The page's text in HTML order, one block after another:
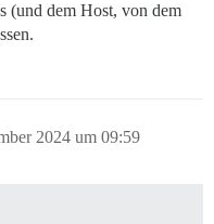
(und dem Host, von dem
2024 um 09:59